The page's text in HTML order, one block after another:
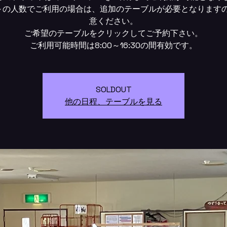
人数でご利用の場合は、追加のテーブルが必要となります
意ください。
ご希望のテーブルをクリックしてご予約下さい。
SOLDOUT
他の日程、テーブルを見る